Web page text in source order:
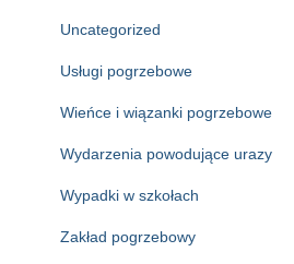
Uncategorized
Usługi pogrzebowe
Wieńce i wiązanki pogrzebowe
Wydarzenia powodujące urazy
Wypadki w szkołach
Zakład pogrzebowy